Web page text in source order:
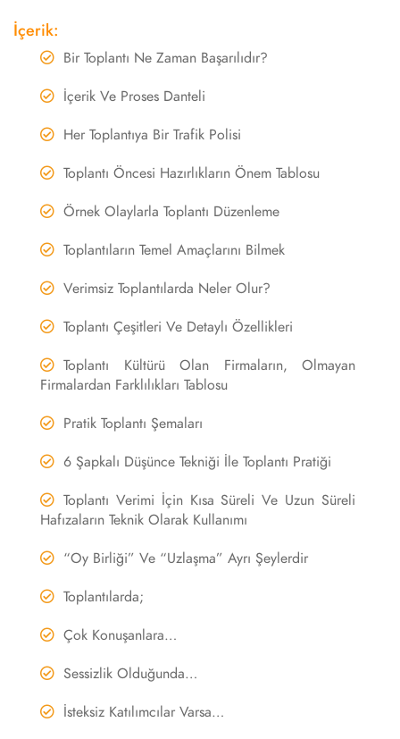
İçerik:
Bir Toplantı Ne Zaman Başarılıdır?
İçerik Ve Proses Danteli
Her Toplantıya Bir Trafik Polisi
Toplantı Öncesi Hazırlıkların Önem Tablosu
Örnek Olaylarla Toplantı Düzenleme
Toplantıların Temel Amaçlarını Bilmek
Verimsiz Toplantılarda Neler Olur?
Toplantı Çeşitleri Ve Detaylı Özellikleri
Toplantı Kültürü Olan Firmaların, Olmayan
Firmalardan Farklılıkları Tablosu
Pratik Toplantı Şemaları
6 Şapkalı Düşünce Tekniği İle Toplantı Pratiği
Toplantı Verimi İçin Kısa Süreli Ve Uzun Süreli
Hafızaların Teknik Olarak Kullanımı
“Oy Birliği” Ve “Uzlaşma” Ayrı Şeylerdir
Toplantılarda;
Çok Konuşanlara…
Sessizlik Olduğunda…
İsteksiz Katılımcılar Varsa…